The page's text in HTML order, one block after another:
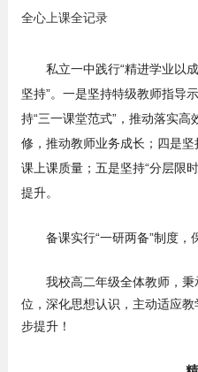
私立一中践行“精进学业以
坚持”。一是坚持特级教师指导
持“三一课堂范式”，推动落实
修，推动教师业务成长；四是坚
课上课质量；五是坚持“分层限
提升。
备课实行“一研两备”制度，
我校高二年级全体教师，
位，深化思想认识，主动适应
步提升！